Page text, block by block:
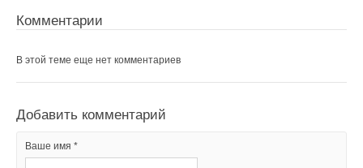
Комментарии
В этой теме еще нет комментариев
Добавить комментарий
Ваше имя *
В этой теме еще нет комментариев
Добавить комментарий
Ваше имя *